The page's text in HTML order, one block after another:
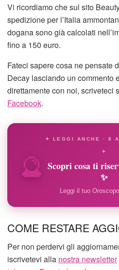
Vi ricordiamo che sul sito
spedizione per l’Italia
dogana sono già calcolati
fino a 150 euro.
Fateci sapere cosa ne pensate
Decay lasciando un commento
direttamente con noi, scriveteci
Facebook.
🔮
✦ LEGGI ANCHE · 8
✦
Scopri cosa ti
✨
Leggi il tuo
COME RESTARE
Per non perdervi gli
iscrivetevi alla nostra newsletter